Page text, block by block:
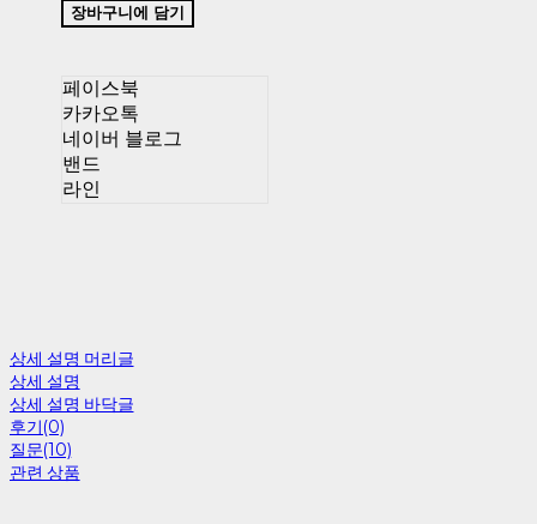
장바구니에 담기
페이스북
카카오톡
네이버 블로그
밴드
라인
상세 설명 머리글
상세 설명
상세 설명 바닥글
후기(0)
질문(10)
관련 상품